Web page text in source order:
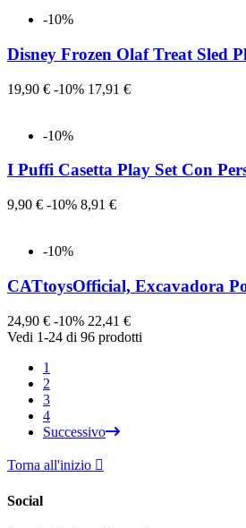
-10%
Disney Frozen Olaf Treat Sled
Prezzo
19,90 € -10% Prezzo
17,91 €
-10%
I Puffi Casetta Play Set Con
Prezzo
9,90 € -10% Prezzo
8,91 €
-10%
CATtoysOfficial, Excavadora
Prezzo
24,90 € -10% Prezzo
22,41 €
Vedi 1-24 di 96 prodotti
1
2
3
4
Successivo
Torna all'inizio 
Social